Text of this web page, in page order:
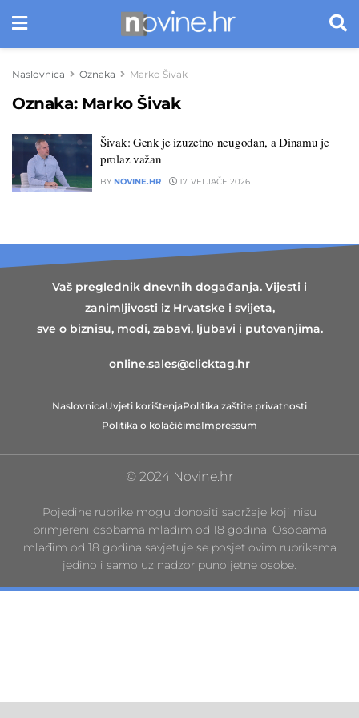
Naslovnica Oznaka Marko Šivak
Oznaka: Marko Šivak
Šivak: Genk je izuzetno neugodan, a Dinamu je
prolaz važan
BY NOVINE.HR 17. VELJAČE 2026.
Vaš preglednik dnevnih događanja. Vijesti i
zanimljivosti iz Hrvatske i svijeta,
sve o biznisu, modi, zabavi, ljubavi i putovanjima.
online.sales@clicktag.hr
NaslovnicaUvjeti korištenjaPolitika zaštite privatnosti
Politika o kolačićimaImpressum
© 2024 Novine.hr
Pojedine rubrike mogu donositi sadržaje koji nisu
primjereni osobama mlađim od 18 godina. Osobama
mlađim od 18 godina savjetuje se posjet ovim rubrikama
jedino i samo uz nadzor punoljetne osobe.